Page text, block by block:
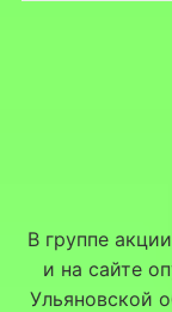
В группе акции
и на сайте
Ульяновской